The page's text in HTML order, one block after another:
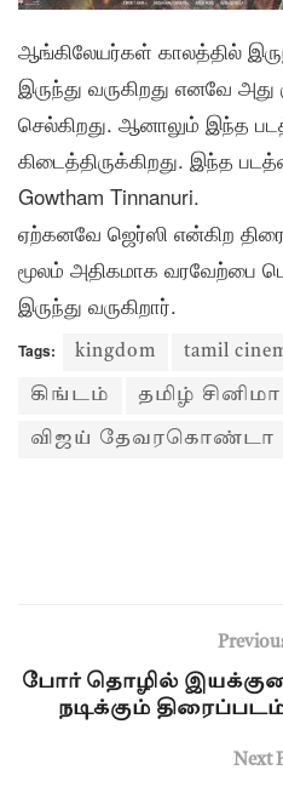
ஆங்கிலேயர்கள் காலத்தில்
இருந்து வருகிறது எனவே அது
செல்கிறது. ஆனாலும் இந்த
கிடைத்திருக்கிறது. இந்த
Gowtham Tinnanuri.
ஏற்கனவே ஜெர்ஸி என்கிற
மூலம் அதிகமாக வரவேற்பை
இருந்து வருகிறார்.
Tags: kingdom tamil
கிங்டம் தமிழ் சினிமா
விஜய் தேவரகொண்டா
போர் தொழில்
நடிக்கும்
Next